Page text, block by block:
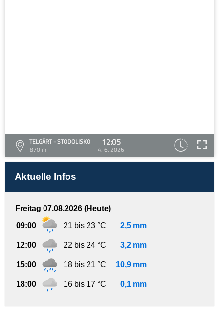
TELGÁRT - STODOLISKO
870 m
12:05
4. 6. 2026
Aktuelle Infos
Freitag 07.08.2026 (Heute)
09:00 21 bis 23 °C 2,5 mm
12:00 22 bis 24 °C 3,2 mm
15:00 18 bis 21 °C 10,9 mm
18:00 16 bis 17 °C 0,1 mm